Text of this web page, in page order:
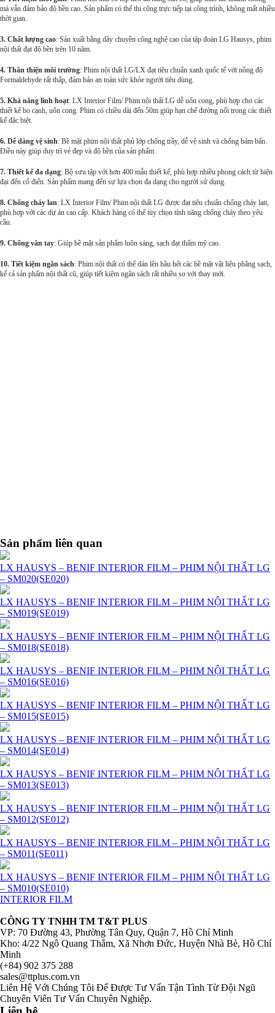
mà vẫn đảm bảo độ bền cao. Sản phẩm có thể thi công trực tiếp tại công trình, không mất nhiều
thời gian.
3. Chất lượng cao: Sản xuất bằng dây chuyền công nghệ cao của tập đoàn LG Hausys, phim
nội thất đạt độ bền trên 10 năm.
4. Thân thiện môi trường: Phim nội thất LG/LX đạt tiêu chuẩn xanh quốc tế với nồng độ
Formaldehyde rất thấp, đảm bảo an toàn sức khỏe người tiêu dùng.
5. Khả năng linh hoạt: LX Interior Film/ Phim nội thất LG dễ uốn cong, phù hợp cho các
thiết kế bo cạnh, uốn cong. Phim có chiều dài đến 50m giúp hạn chế đường nối trong các thiết
kế đặc biệt.
6. Dễ dàng vệ sinh: Bề mặt phim nội thất phủ lớp chống trầy, dễ vệ sinh và chống bám bẩn.
Điều này giúp duy trì vẻ đẹp và độ bền của sản phẩm.
7. Thiết kế đa dạng: Bộ sưu tập với hơn 400 mẫu thiết kế, phù hợp nhiều phong cách từ hiện
đại đến cổ điển. Sản phẩm mang đến sự lựa chọn đa dạng cho người sử dụng.
8. Chống cháy lan: LX Interior Film/ Phim nội thất LG được đạt tiêu chuẩn chống cháy lan,
phù hợp với các dự án cao cấp. Khách hàng có thể tùy chọn tính năng chống cháy theo yêu
cầu.
9. Chống vân tay: Giúp bề mặt sản phẩm luôn sáng, sạch đạt thẩm mỹ cao.
10. Tiết kiệm ngân sách: Phim nội thất có thể dán lên hầu hết các bề mặt vật liệu phẳng sạch,
kể cả sản phẩm nội thất cũ, giúp tiết kiệm ngân sách rất nhiều so với thay mới.
Sản phẩm liên quan
LX HAUSYS – BENIF INTERIOR FILM – PHIM NỘI THẤT LG
– SM020(SE020)
LX HAUSYS – BENIF INTERIOR FILM – PHIM NỘI THẤT LG
– SM019(SE019)
LX HAUSYS – BENIF INTERIOR FILM – PHIM NỘI THẤT LG
– SM018(SE018)
LX HAUSYS – BENIF INTERIOR FILM – PHIM NỘI THẤT LG
– SM016(SE016)
LX HAUSYS – BENIF INTERIOR FILM – PHIM NỘI THẤT LG
– SM015(SE015)
LX HAUSYS – BENIF INTERIOR FILM – PHIM NỘI THẤT LG
– SM014(SE014)
LX HAUSYS – BENIF INTERIOR FILM – PHIM NỘI THẤT LG
– SM013(SE013)
LX HAUSYS – BENIF INTERIOR FILM – PHIM NỘI THẤT LG
– SM012(SE012)
LX HAUSYS – BENIF INTERIOR FILM – PHIM NỘI THẤT LG
– SM011(SE011)
LX HAUSYS – BENIF INTERIOR FILM – PHIM NỘI THẤT LG
– SM010(SE010)
INTERIOR FILM
CÔNG TY TNHH TM T&T PLUS
VP: 70 Đường 43, Phường Tân Quy, Quận 7, Hồ Chí Minh
Kho: 4/22 Ngô Quang Thắm, Xã Nhơn Đức, Huyện Nhà Bè, Hồ Chí
Minh
(+84) 902 375 288
sales@ttplus.com.vn
Liên Hệ Với Chúng Tôi Để Được Tư Vấn Tận Tình Từ Đội Ngũ
Chuyên Viên Tư Vấn Chuyên Nghiệp.